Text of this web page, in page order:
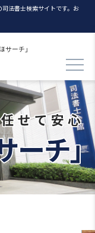
司法書士検索サイトです。お
ーチ」